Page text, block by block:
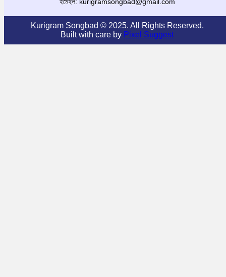
Kurigram Songbad © 2025. All Rights Reserved.
Built with care by Pixel Suggest